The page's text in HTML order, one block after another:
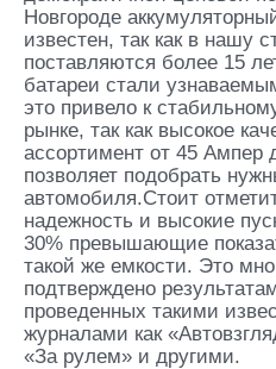
Новгороде
известен, так как в нашу
поставляются более 15
батареи стали
это привело к
рынке, так как высокое
ассортимент от 45 Ампер
позволяет подобрать
автомобиля.Стоит
надежность и высокие
30% превышающие
такой же емкости. Это
подтверждено
проведенных такими
журналами как
«За рулем» и другими.